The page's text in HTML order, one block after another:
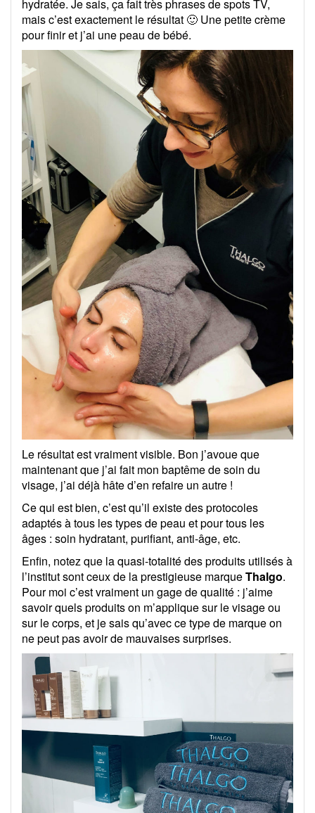
hydratée. Je sais, ça fait très phrases de spots TV,
mais c’est exactement le résultat 🙂 Une petite crème
pour finir et j’ai une peau de bébé.
Le résultat est vraiment visible. Bon j’avoue que
maintenant que j’ai fait mon baptême de soin du
visage, j’ai déjà hâte d’en refaire un autre !
Ce qui est bien, c’est qu’il existe des protocoles
adaptés à tous les types de peau et pour tous les
âges : soin hydratant, purifiant, anti-âge, etc.
Enfin, notez que la quasi-totalité des produits utilisés à
l’institut sont ceux de la prestigieuse marqueThalgo.
Pour moi c’est vraiment un gage de qualité : j’aime
savoir quels produits on m’applique sur le visage ou
sur le corps, et je sais qu’avec ce type de marque on
ne peut pas avoir de mauvaises surprises.